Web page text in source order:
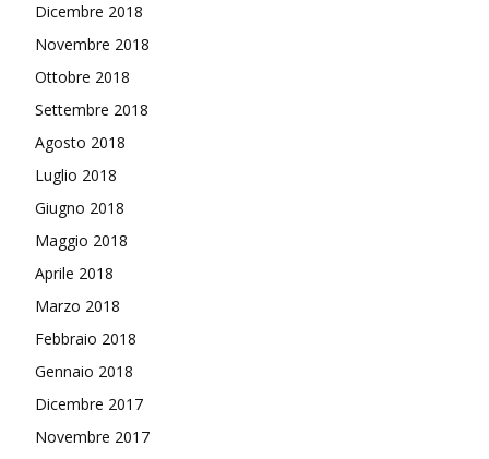
Dicembre 2018
Novembre 2018
Ottobre 2018
Settembre 2018
Agosto 2018
Luglio 2018
Giugno 2018
Maggio 2018
Aprile 2018
Marzo 2018
Febbraio 2018
Gennaio 2018
Dicembre 2017
Novembre 2017